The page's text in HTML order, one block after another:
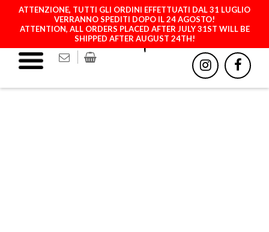
ATTENZIONE, TUTTI GLI ORDINI EFFETTUATI DAL 31 LUGLIO
VERRANNO SPEDITI DOPO IL 24 AGOSTO!
ATTENTION, ALL ORDERS PLACED AFTER JULY 31ST WILL BE
SHIPPED AFTER AUGUST 24TH!